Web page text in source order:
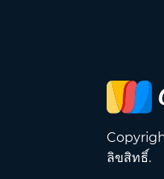
ลิขสิทธิ์.